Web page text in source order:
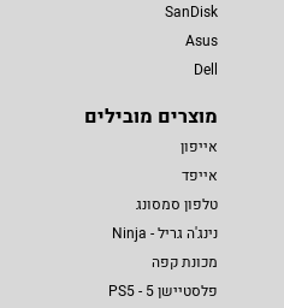
SanDisk
Asus
Dell
מוצרים מובילים
אייפון
אייפד
טלפון סמסונג
נינג'ה גריל - Ninja
מכונת קפה
פלסטיישן 5 - PS5